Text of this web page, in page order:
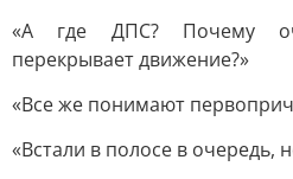
«А где ДПС? Почему
перекрывает движение?»
«Все же понимают
«Встали в полосе в очередь,